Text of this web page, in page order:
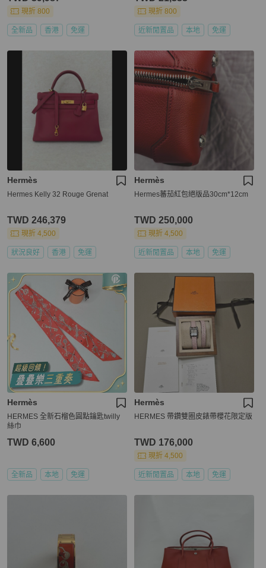
現折 800
全新品 香港 免運
現折 800
近新閒置品 本地 免運
Hermès
Hermes Kelly 32 Rouge Grenat
TWD 246,379
現折 4,500
狀況良好 香港 免運
Hermès
Hermes蕃茄紅包絕版品30cm*12cm
TWD 250,000
現折 4,500
近新閒置品 本地 免運
Hermès
HERMES 全新石榴色圓點鑰匙twilly
絲巾
TWD 6,600
全新品 本地 免運
Hermès
HERMES 帶鑽雙圈皮錶帶櫻花限定版
TWD 176,000
現折 4,500
近新閒置品 本地 免運